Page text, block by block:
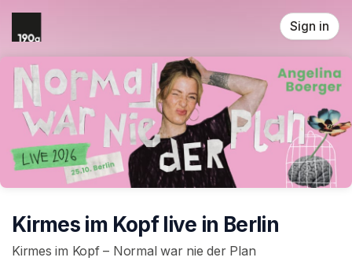
Skip header
Sign in
Kirmes im Kopf live in Berlin
Kirmes im Kopf – Normal war nie der Plan